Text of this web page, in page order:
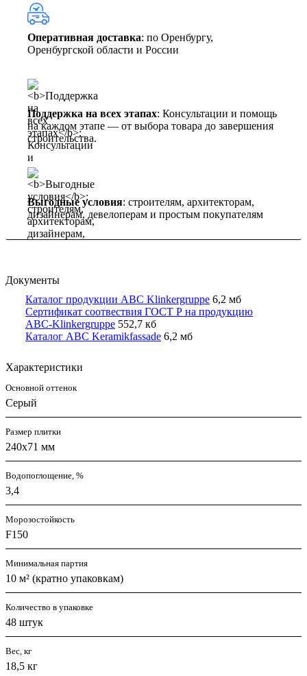
Оперативная доставка: по Оренбургу,
Оренбургской области и России
Поддержка на всех этапах: Консультации и помощь
на каждом этапе — от выбора товара до завершения
строительства.
Выгодные условия: строителям, архитекторам,
дизайнерам, девелоперам и простым покупателям
Документы
Каталог продукции ABC Klinkergruppe 6,2 мб
Сертификат соотвествия ГОСТ Р на продукцию
ABC-Klinkergruppe 552,7 кб
Каталог ABC Keramikfassade 6,2 мб
Характеристики
Основной оттенок
Серый
Размер плитки
240x71 мм
Водопоглощение, %
3,4
Морозостойкость
F150
Минимальная партия
10 м² (кратно упаковкам)
Количество в упаковке
48 штук
Вес, кг
18,5 кг